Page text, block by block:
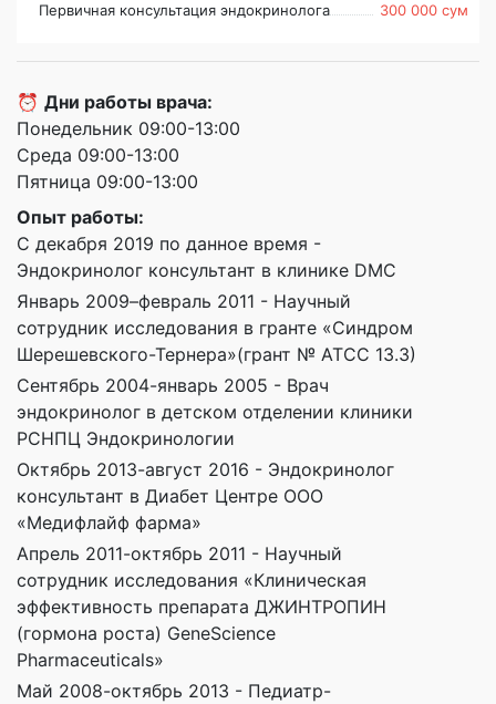
Первичная консультация эндокринолога 300 000 сум
⏰ Дни работы врача:
Понедельник 09:00-13:00
Среда 09:00-13:00
Пятница 09:00-13:00
Опыт работы:
С декабря 2019 по данное время -
Эндокринолог консультант в клинике DMC
Январь 2009–февраль 2011 - Научный
сотрудник исследования в гранте «Синдром
Шерешевского-Тернера»(грант № АТСС 13.3)
Сентябрь 2004-январь 2005 - Врач
эндокринолог в детском отделении клиники
РСНПЦ Эндокринологии
Октябрь 2013-август 2016 - Эндокринолог
консультант в Диабет Центре ООО
«Медифлайф фарма»
Апрель 2011-октябрь 2011 - Научный
сотрудник исследования «Клиническая
эффективность препарата ДЖИНТРОПИН
(гормона роста) GeneScience
Pharmaceuticals»
Май 2008-октябрь 2013 - Педиатр-